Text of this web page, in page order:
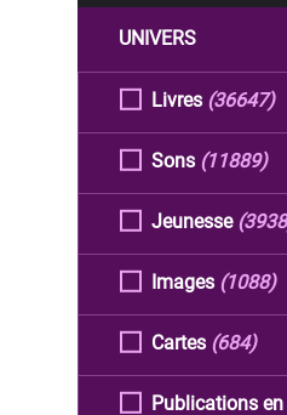
UNIVERS
Livres (36647)
Sons (11889)
Jeunesse
Images (1088)
Cartes (684)
Publications en